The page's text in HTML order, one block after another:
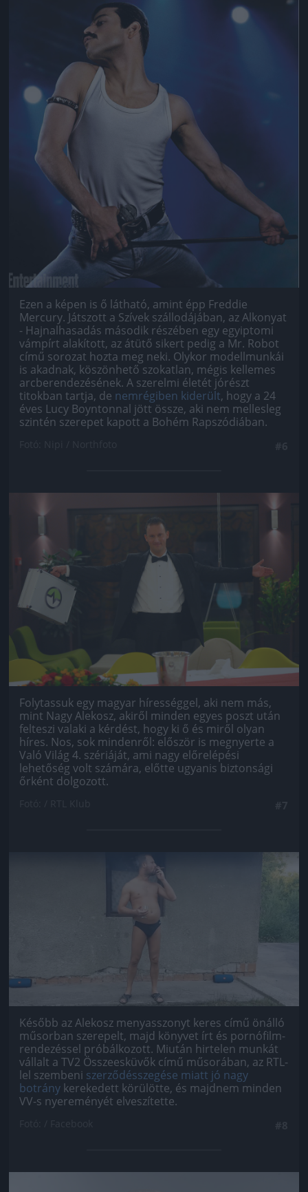
Jön még kép!
Ezen a képen is ő látható, amint épp Freddie
Mercury. Játszott a Szívek szállodájában, az Alkonyat
- Hajnalhasadás második részében egy egyiptomi
vámpírt alakított, az átütő sikert pedig a Mr. Robot
című sorozat hozta meg neki. Olykor modellmunkái
is akadnak, köszönhető szokatlan, mégis kellemes
arcberendezésének. A szerelmi életét jórészt
titokban tartja, de nemrégiben kiderült, hogy a 24
éves Lucy Boyntonnal jött össze, aki nem mellesleg
szintén szerepet kapott a Bohém Rapszódiában.
Folytassuk egy magyar hírességgel, aki nem más,
mint Nagy Alekosz, akiről minden egyes poszt után
felteszi valaki a kérdést, hogy ki ő és miről olyan
híres. Nos, sok mindenről: először is megnyerte a
Való Világ 4. szériáját, ami nagy előrelépési
lehetőség volt számára, előtte ugyanis biztonsági
őrként dolgozott.
Jön még kép!
Később az Alekosz menyasszonyt keres című önálló
műsorban szerepelt, majd könyvet írt és pornófilm-
rendezéssel próbálkozott. Miután hirtelen munkát
vállalt a TV2 Összeesküvők című műsorában, az RTL-
lel szembeni szerződésszegése miatt jó nagy
botrány kerekedett körülötte, és majdnem minden
VV-s nyereményét elveszítette.